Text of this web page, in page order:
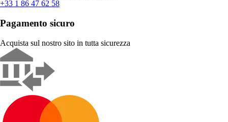
+33 1 86 47 62 58
Pagamento sicuro
Acquista sul nostro sito in tutta sicurezza